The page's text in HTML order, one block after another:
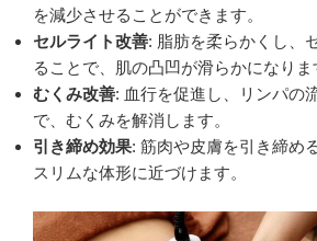
を減少させることができます。
セルライト改善: 脂肪を柔らかくし、
ることで、肌の凸凹が滑らかになりま
むくみ改善: 血行を促進し、リンパの
で、むくみを解消します。
引き締め効果: 筋肉や皮膚を引き締め
スリムな体形に近づけます。